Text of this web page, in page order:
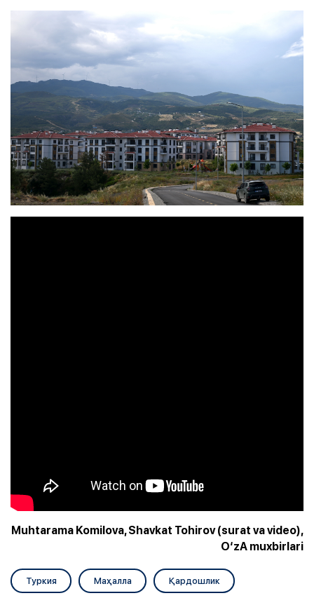
Muhtarama Komilova, Shavkat Tohirov (surat va video),
O‘zA muxbirlari
Туркия Маҳалла Қардошлик